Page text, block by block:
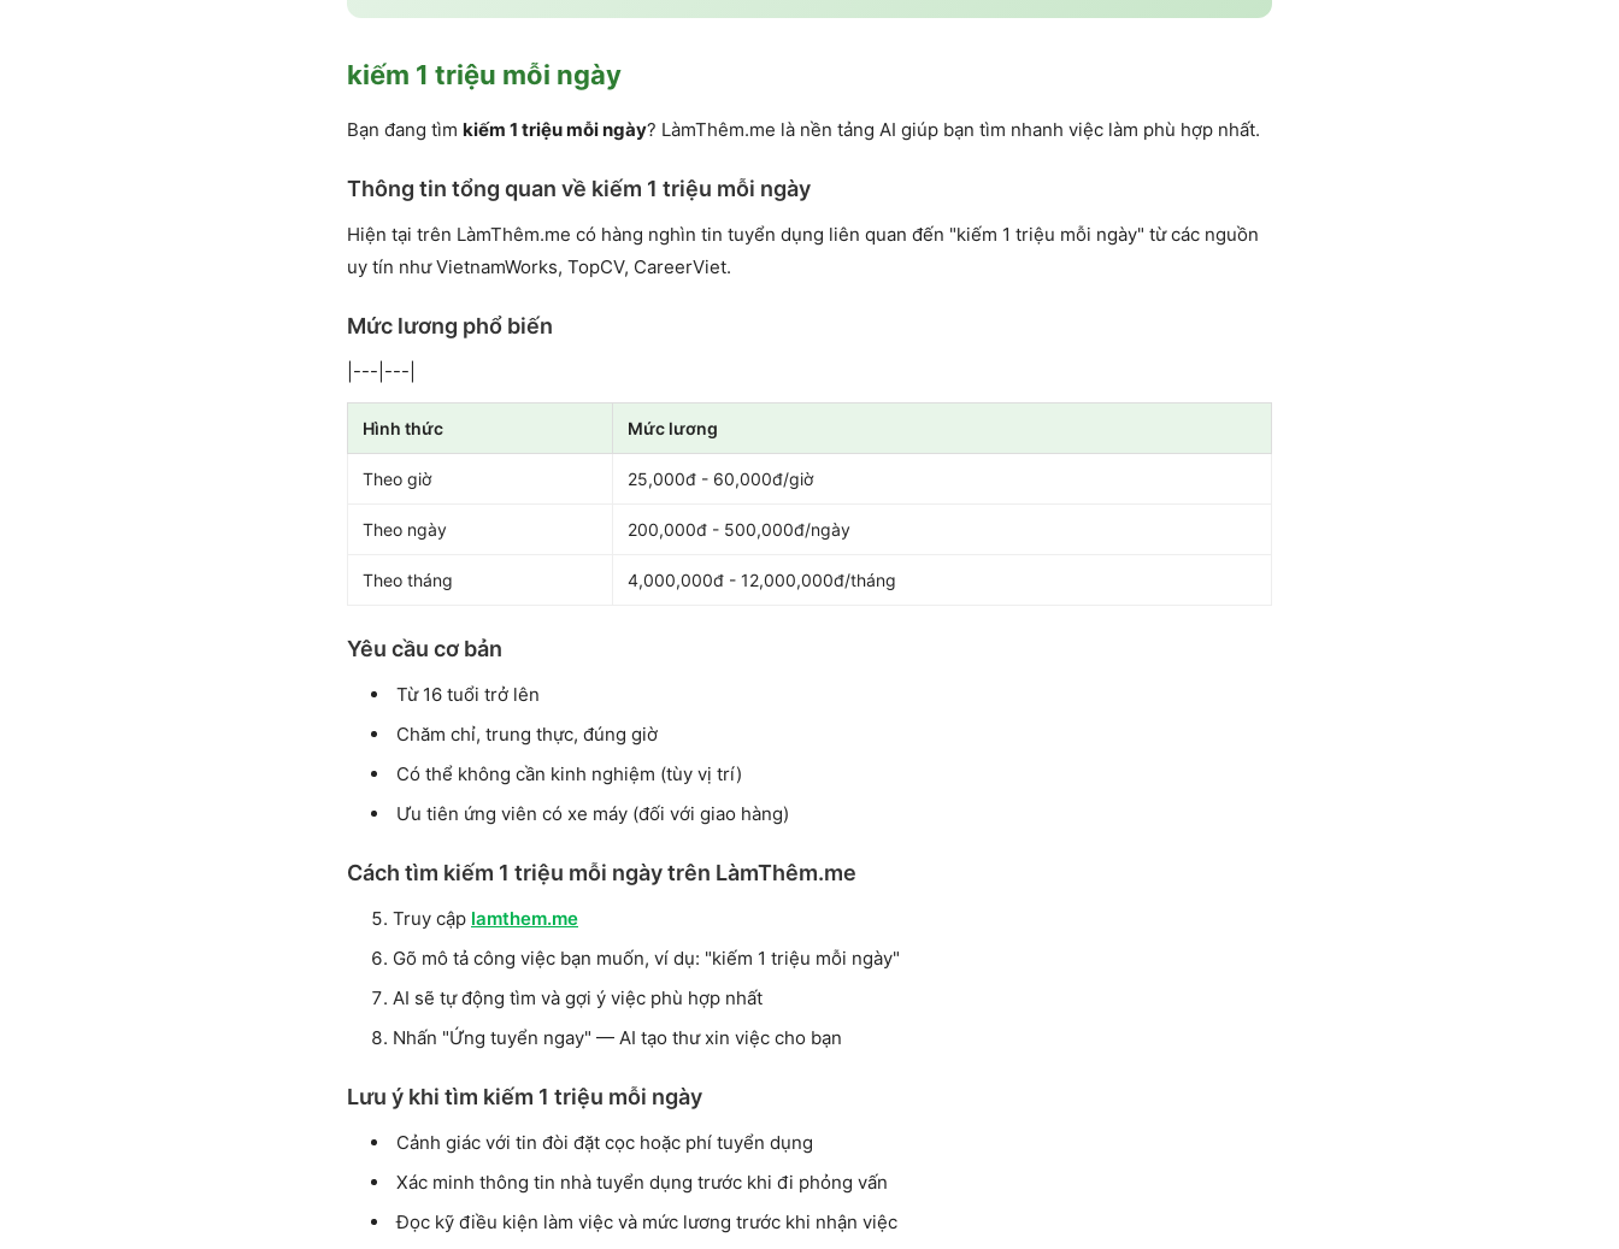
kiếm 1 triệu mỗi ngày
Bạn đang tìm kiếm 1 triệu mỗi ngày? LàmThêm.me là nền tảng AI giúp bạn tìm nhanh việc làm phù hợp nhất.
Thông tin tổng quan về kiếm 1 triệu mỗi ngày
Hiện tại trên LàmThêm.me có hàng nghìn tin tuyển dụng liên quan đến "kiếm 1 triệu mỗi ngày" từ các nguồn
uy tín như VietnamWorks, TopCV, CareerViet.
Mức lương phổ biến
|---|---|
Hình thức Mức lương
Theo giờ 25,000đ - 60,000đ/giờ
Theo ngày 200,000đ - 500,000đ/ngày
Theo tháng 4,000,000đ - 12,000,000đ/tháng
Yêu cầu cơ bản
Từ 16 tuổi trở lên
Chăm chỉ, trung thực, đúng giờ
Có thể không cần kinh nghiệm (tùy vị trí)
Ưu tiên ứng viên có xe máy (đối với giao hàng)
Cách tìm kiếm 1 triệu mỗi ngày trên LàmThêm.me
Truy cập lamthem.me
Gõ mô tả công việc bạn muốn, ví dụ: "kiếm 1 triệu mỗi ngày"
AI sẽ tự động tìm và gợi ý việc phù hợp nhất
Nhấn "Ứng tuyển ngay" — AI tạo thư xin việc cho bạn
Lưu ý khi tìm kiếm 1 triệu mỗi ngày
Cảnh giác với tin đòi đặt cọc hoặc phí tuyển dụng
Xác minh thông tin nhà tuyển dụng trước khi đi phỏng vấn
Đọc kỹ điều kiện làm việc và mức lương trước khi nhận việc